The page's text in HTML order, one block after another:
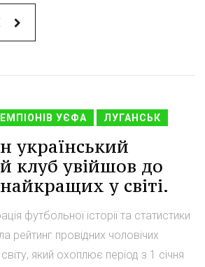
УЄФА ЛУГАНСЬК
український
клуб увійшов до
у світі.
футбольної історії та статистики
рейтинг провідних чоловічих
який охоплює період з 1 січня